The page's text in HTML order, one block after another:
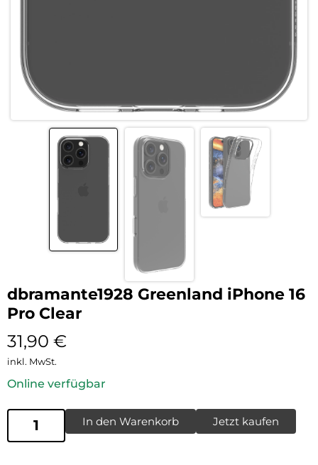
dbramante1928 Greenland iPhone 16
Pro Clear
31,90 €
inkl. MwSt.
Online verfügbar
In den Warenkorb Jetzt kaufen